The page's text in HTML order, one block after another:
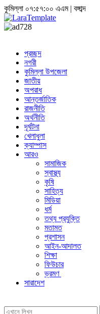
কুমিল্লা ০৭:৫৭:০০ এএম| বঙ্গাব্দ
প্রচ্ছদ
নগরী
কুমিল্লা উপজেলা
জাতীয়
অপরাধ
আন্তর্জাতিক
রাজনীতি
অর্থনীতি
দূর্ঘটনা
খেলাধুলা
ক্যাম্পাস
আরও
সামাজিক
স্বাস্থ্য
কৃষি
সাহিত্য
মিডিয়া
ধর্ম
তথ্য প্রযুক্তি
মতামত
প্রশাসন
আইন-আদালত
শিক্ষা
ফিউচার
ভ্রমণ
সারাদেশ